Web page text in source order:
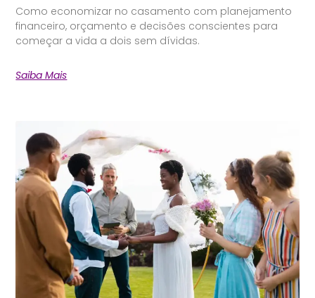
Como economizar no casamento com planejamento
financeiro, orçamento e decisões conscientes para
começar a vida a dois sem dívidas.
Saiba Mais